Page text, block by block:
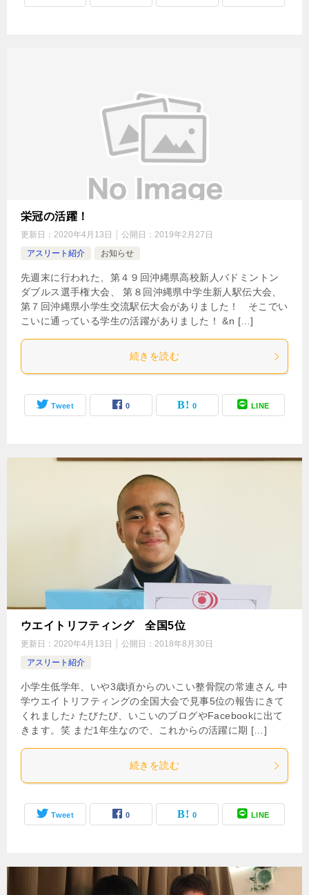
栄冠の活躍！
更新日： 2020年4月13日 公開日： 2019年2月27日
アスリート紹介
お知らせ
先週末に行われた、第４９回沖縄県高校新人バドミントン
ダブルス選手権大会、 第８回沖縄県中学生新人駅伝大会、
第７回沖縄県小学生交流駅伝大会がありました！ そこでい
こいに通っている学生の活躍がありました！ &n […]
続きを読む
Tweet 0 0 LINE
ウエイトリフティング 全国5位
更新日： 2020年4月13日 公開日： 2018年8月30日
アスリート紹介
小学生低学年、いや3歳頃からのいこい整骨院の常連さん 中
学ウエイトリフティングの全国大会で見事5位の報告にきて
くれました♪ たびたび、いこいのブログやFacebookに出て
きます。笑 まだ1年生なので、これからの活躍に期 […]
続きを読む
Tweet 0 0 LINE